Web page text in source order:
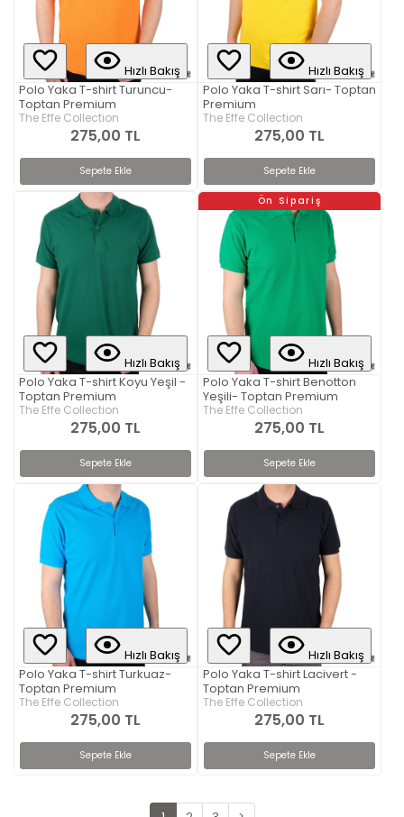
Hızlı Bakış
Polo Yaka T-shirt Turuncu-
Toptan Premium
The Effe Collection
275,00 TL
Sepete Ekle
Hızlı Bakış
Polo Yaka T-shirt Sarı- Toptan
Premium
The Effe Collection
275,00 TL
Sepete Ekle
Hızlı Bakış
Polo Yaka T-shirt Koyu Yeşil -
Toptan Premium
The Effe Collection
275,00 TL
Sepete Ekle
Ön Sipariş
Hızlı Bakış
Polo Yaka T-shirt Benotton
Yeşili- Toptan Premium
The Effe Collection
275,00 TL
Sepete Ekle
Hızlı Bakış
Polo Yaka T-shirt Turkuaz-
Toptan Premium
The Effe Collection
275,00 TL
Sepete Ekle
Hızlı Bakış
Polo Yaka T-shirt Lacivert -
Toptan Premium
The Effe Collection
275,00 TL
Sepete Ekle